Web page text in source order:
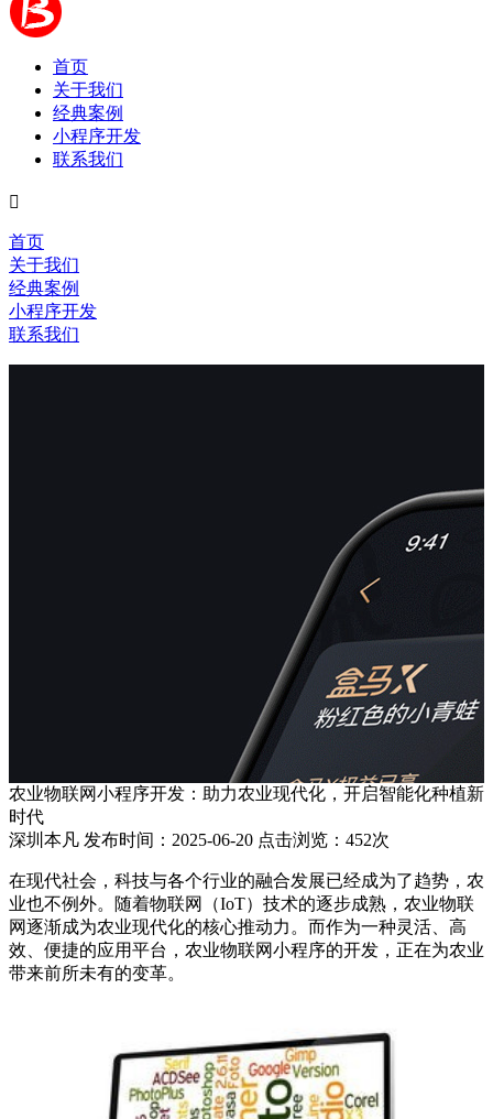
首页
关于我们
经典案例
小程序开发
联系我们

首页
关于我们
经典案例
小程序开发
联系我们
农业物联网小程序开发：助力农业现代化，开启智能化种植新
时代
深圳本凡 发布时间：2025-06-20 点击浏览：452次
在现代社会，科技与各个行业的融合发展已经成为了趋势，农
业也不例外。随着物联网（IoT）技术的逐步成熟，农业物联
网逐渐成为农业现代化的核心推动力。而作为一种灵活、高
效、便捷的应用平台，农业物联网小程序的开发，正在为农业
带来前所未有的变革。